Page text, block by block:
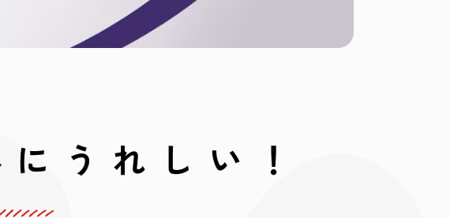
うれしい！